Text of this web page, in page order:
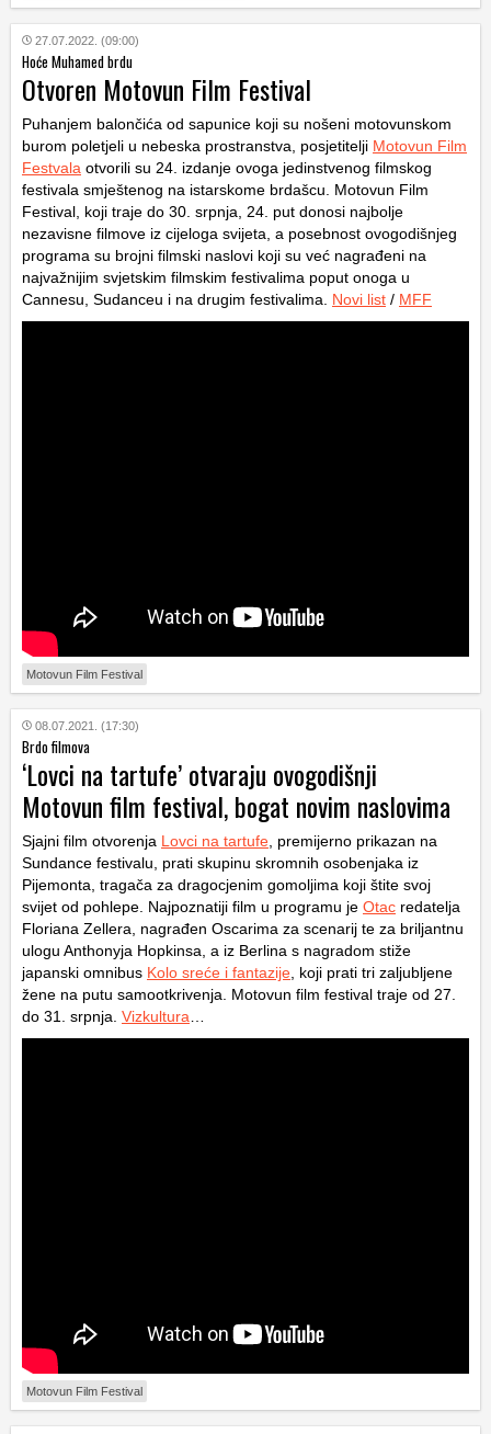
27.07.2022. (09:00)
Hoće Muhamed brdu
Otvoren Motovun Film Festival
Puhanjem balončića od sapunice koji su nošeni motovunskom
burom poletjeli u nebeska prostranstva, posjetitelji Motovun Film
Festvala otvorili su 24. izdanje ovoga jedinstvenog filmskog
festivala smještenog na istarskome brdašcu. Motovun Film
Festival, koji traje do 30. srpnja, 24. put donosi najbolje
nezavisne filmove iz cijeloga svijeta, a posebnost ovogodišnjeg
programa su brojni filmski naslovi koji su već nagrađeni na
najvažnijim svjetskim filmskim festivalima poput onoga u
Cannesu, Sudanceu i na drugim festivalima. Novi list / MFF
Motovun Film Festival
08.07.2021. (17:30)
Brdo filmova
‘Lovci na tartufe’ otvaraju ovogodišnji
Motovun film festival, bogat novim naslovima
Sjajni film otvorenja Lovci na tartufe , premijerno prikazan na
Sundance festivalu, prati skupinu skromnih osobenjaka iz
Pijemonta, tragača za dragocjenim gomoljima koji štite svoj
svijet od pohlepe. Najpoznatiji film u programu je Otac redatelja
Floriana Zellera, nagrađen Oscarima za scenarij te za briljantnu
ulogu Anthonyja Hopkinsa, a iz Berlina s nagradom stiže
japanski omnibus Kolo sreće i fantazije , koji prati tri zaljubljene
žene na putu samootkrivenja. Motovun film festival traje od 27.
do 31. srpnja. Vizkultura
Motovun Film Festival